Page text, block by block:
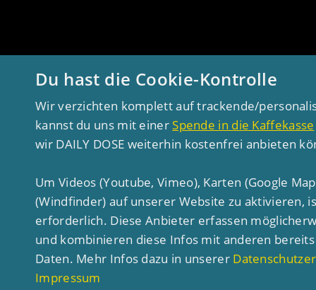
Du hast die Cookie-Kontrolle
Wir verzichten komplett auf trackende/
kannst du uns mit einer Spende in die Kaffekasse
wir DAILY DOSE weiterhin kostenfrei anbieten
Um Videos (Youtube, Vimeo), Karten (Google
(Windfinder) auf unserer Website zu aktivieren,
erforderlich. Diese Anbieter erfassen
und kombinieren diese Infos mit anderen
Daten. Mehr Infos dazu in unserer
Impressum